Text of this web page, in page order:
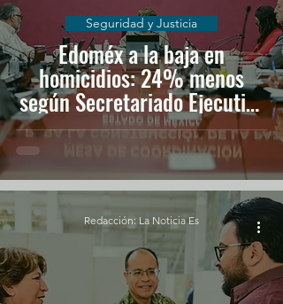
Edoméx a la baja en
homicidios: 24% menos
según Secretariado Ejecutivo
del SNSP
Seguridad y Justicia
Redacción: La Noticia Es